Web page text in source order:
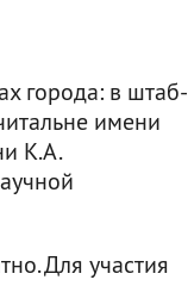
города: в штаб-
имени
К.А.
Для участия